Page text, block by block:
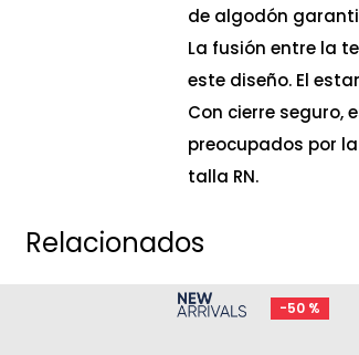
de algodón
La fusión entre la
este diseño. El
Con cierre seguro,
preocupados por
talla RN.
Relacionados
-50 %